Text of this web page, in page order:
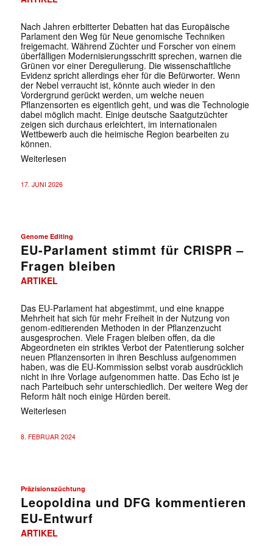
Nach Jahren erbitterter Debatten hat das Europäische
Parlament den Weg für Neue genomische Techniken
freigemacht. Während Züchter und Forscher von einem
überfälligen Modernisierungsschritt sprechen, warnen die
Grünen vor einer Deregulierung. Die wissenschaftliche
Evidenz spricht allerdings eher für die Befürworter. Wenn
der Nebel verraucht ist, könnte auch wieder in den
Vordergrund gerückt werden, um welche neuen
Pflanzensorten es eigentlich geht, und was die Technologie
dabei möglich macht. Einige deutsche Saatgutzüchter
zeigen sich durchaus erleichtert, im internationalen
Wettbewerb auch die heimische Region bearbeiten zu
können.
Weiterlesen
17. JUNI 2026
Genome Editing
EU-Parlament stimmt für CRISPR –
Fragen bleiben
ARTIKEL
Das EU-Parlament hat abgestimmt, und eine knappe
Mehrheit hat sich für mehr Freiheit in der Nutzung von
genom-editierenden Methoden in der Pflanzenzucht
ausgesprochen. Viele Fragen bleiben offen, da die
Abgeordneten ein striktes Verbot der Patentierung solcher
neuen Pflanzensorten in ihren Beschluss aufgenommen
haben, was die EU-Kommission selbst vorab ausdrücklich
nicht in ihre Vorlage aufgenommen hatte. Das Echo ist je
nach Parteibuch sehr unterschiedlich. Der weitere Weg der
Reform hält noch einige Hürden bereit.
Weiterlesen
8. FEBRUAR 2024
Präzisionszüchtung
Leopoldina und DFG kommentieren
EU-Entwurf
ARTIKEL